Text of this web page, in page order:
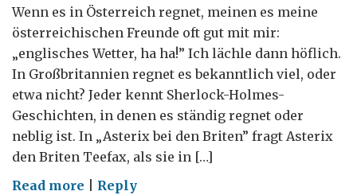
Wenn es in Österreich regnet, meinen es meine
österreichischen Freunde oft gut mit mir:
„englisches Wetter, ha ha!” Ich lächle dann höflich.
In Großbritannien regnet es bekanntlich viel, oder
etwa nicht? Jeder kennt Sherlock-Holmes-
Geschichten, in denen es ständig regnet oder
neblig ist. In „Asterix bei den Briten” fragt Asterix
den Briten Teefax, als sie in […]
Read more onReply